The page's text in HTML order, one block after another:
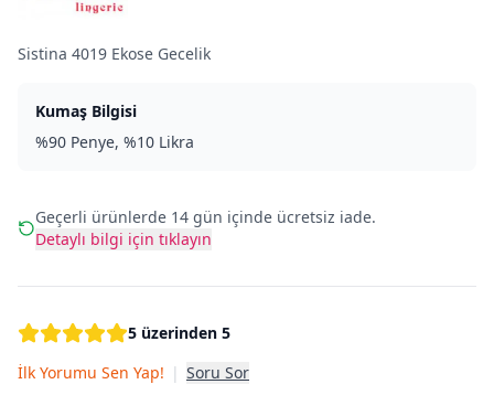
Sistina 4019 Ekose Gecelik
Kumaş Bilgisi
%90 Penye, %10 Likra
Geçerli ürünlerde 14 gün içinde ücretsiz iade.
Detaylı bilgi için tıklayın
5 üzerinden 5
İlk Yorumu Sen Yap! | Soru Sor